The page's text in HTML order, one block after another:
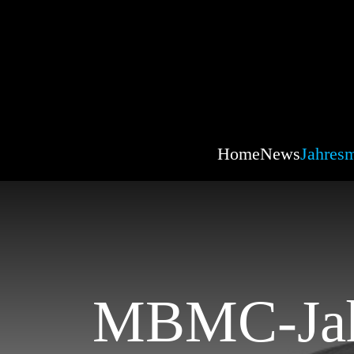
HomeNews
MBMC-